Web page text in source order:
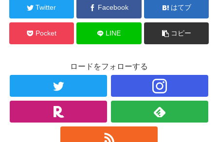
Twitter Facebook はてブ
Pocket LINE コピー
ロードをフォローする